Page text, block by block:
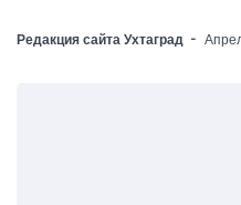
Редакция сайта Ухтаград